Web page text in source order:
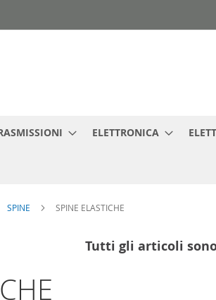
ELETTRONICA
SPINE SPINE ELASTICHE
Tutti gli articoli